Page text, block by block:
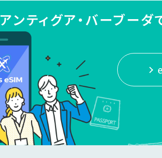
アンティグア・バーブー